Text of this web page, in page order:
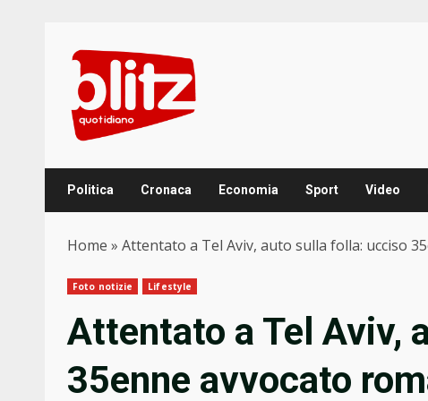
content
Politica Cronaca Economia Sport Video
Home » Attentato a Tel Aviv, auto sulla folla: ucciso
Foto notizie Lifestyle
Attentato a Tel Aviv,
35enne avvocato